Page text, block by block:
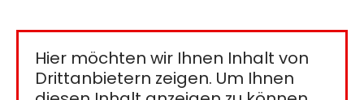
Hier möchten wir Ihnen Inhalt von
Drittanbietern zeigen. Um Ihnen